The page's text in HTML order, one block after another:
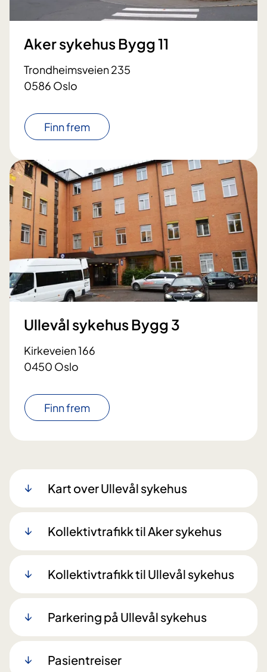
Aker sykehus Bygg 11
Trondheimsveien 235
0586 Oslo
Finn frem
Ullevål sykehus Bygg 3
Kirkeveien 166
0450 Oslo
Finn frem
Kart over Ullevål sykehus
Kollektivtrafikk til Aker sykehus
Kollektivtrafikk til Ullevål sykehus
Parkering på Ullevål sykehus
Pasientreiser